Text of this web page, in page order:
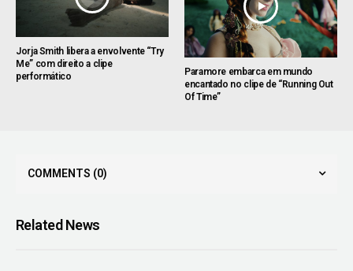
Jorja Smith libera a envolvente “Try
Me” com direito a clipe
performático
Paramore embarca em mundo
encantado no clipe de “Running Out
Of Time”
COMMENTS (0)
Related News